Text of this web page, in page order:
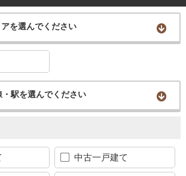
を選んでください
・駅を選んでください
中古一戸建て